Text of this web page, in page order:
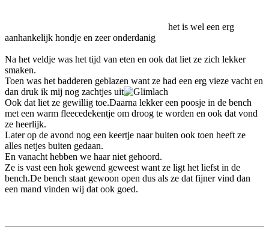
het is wel een erg
aanhankelijk hondje en zeer onderdanig
Na het veldje was het tijd van eten en ook dat liet ze zich lekker
smaken.
Toen was het badderen geblazen want ze had een erg vieze vacht en
dan druk ik mij nog zachtjes uit
Ook dat liet ze gewillig toe.Daarna lekker een poosje in de bench
met een warm fleecedekentje om droog te worden en ook dat vond
ze heerlijk.
Later op de avond nog een keertje naar buiten ook toen heeft ze
alles netjes buiten gedaan.
En vanacht hebben we haar niet gehoord.
Ze is vast een hok gewend geweest want ze ligt het liefst in de
bench.De bench staat gewoon open dus als ze dat fijner vind dan
een mand vinden wij dat ook goed.